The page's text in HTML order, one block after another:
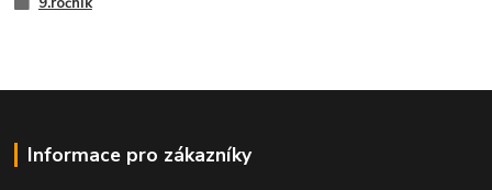
Informace pro zákazníky